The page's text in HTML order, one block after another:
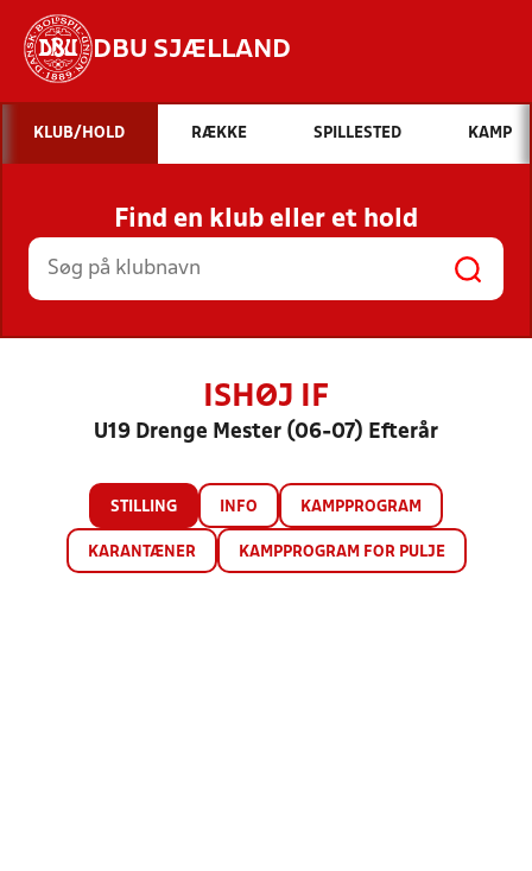
DBU SJÆLLAND
Hvad vil du søge efter?
INDHOLD OG NYHEDER
STILLINGER, RESULTATER, KLUBBER OG
HOLD
KLUB/HOLD RÆKKE SPILLESTED KAMP
Find en klub eller et hold
ISHØJ IF
U19 Drenge Mester (06-07) Efterår
STILLING INFO KAMPPROGRAM
KARANTÆNER KAMPPROGRAM FOR PULJE